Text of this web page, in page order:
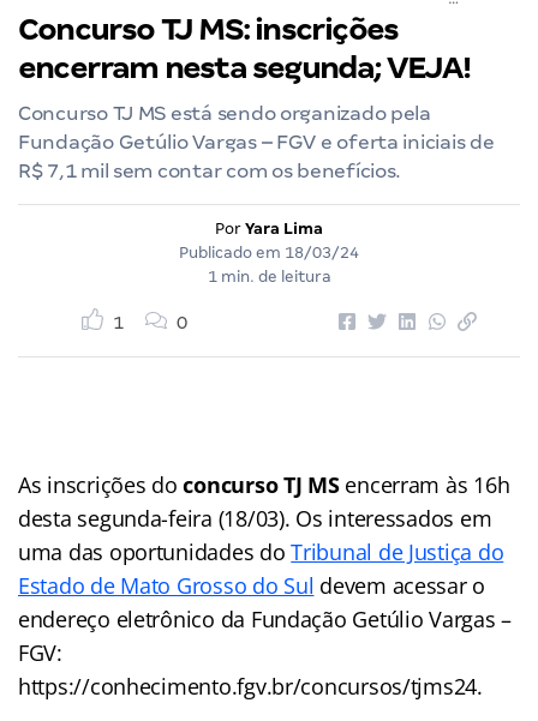
Concurso TJ MS: inscrições
encerram nesta segunda; VEJA!
Concurso TJ MS está sendo organizado pela
Fundação Getúlio Vargas – FGV e oferta iniciais de
R$ 7,1 mil sem contar com os benefícios.
Por Yara Lima
Publicado em 18/03/24
1 min. de leitura
1 0
As inscrições doconcurso TJ MSencerram às 16h
desta segunda-feira (18/03). Os interessados em
uma das oportunidades doTribunal de Justiça do
Estado de Mato Grosso do Sul devem acessar o
endereço eletrônico da Fundação Getúlio Vargas –
FGV:
https://conhecimento.fgv.br/concursos/tjms24.